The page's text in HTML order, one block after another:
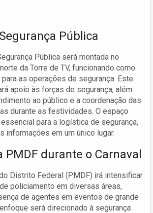
Pública
Pública será montada no
da Torre de TV, funcionando como
as operações de segurança. Este
apoio às forças de segurança, além
ao público e a coordenação das
durante as festividades. O espaço
para a logística de segurança,
informações em um único lugar.
PMDF durante o Carnaval
Distrito Federal (PMDF) irá intensificar
policiamento em diversas áreas,
de agentes em eventos de grande
será direcionado à segurança